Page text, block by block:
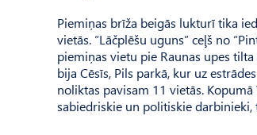
Piemiņas brīža beigās lukturī tika
vietās. “Lāčplēšu uguns” ceļš no
piemiņas vietu pie Raunas upes
bija Cēsīs, Pils parkā, kur uz
noliktas pavisam 11 vietās.
sabiedriskie un politiskie darbinieki,